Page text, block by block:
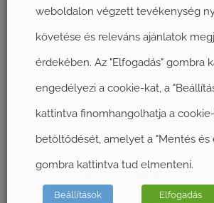
különösen a nyári
váltanak ki
leggyakrabban akut
(enterocolitis), ritkábban
véráram útján egész
érintő, kiterjedt fertőzést
weboldalon végzett tevékenység
követése és releváns ajánlatok
érdekében. Az "Elfogadás" gombra
engedélyezi a cookie-kat, a
kattintva finomhangolhatja a
betöltődését, amelyet a "Mentés és
gombra kattintva tud elmenteni.
Beállítások Elfogadás